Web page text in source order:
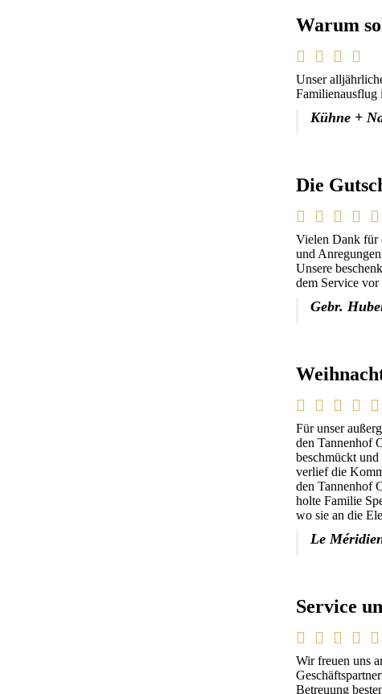
Warum
Unser
Familienausflug
Kühne +
Die
Vielen Dank für
und
Unsere
dem Service
Gebr.
Für unser
den Tannenhof
beschmückt
verlief die
den Tannenhof
holte Familie
wo sie an die
Le
Service
Wir freuen uns
Betreuung